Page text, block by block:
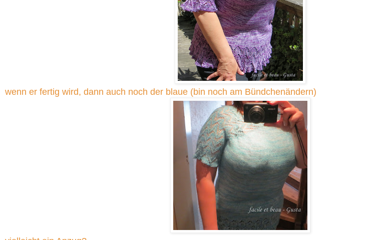
wenn er fertig wird, dann auch noch der blaue (bin noch am Bündchenändern)